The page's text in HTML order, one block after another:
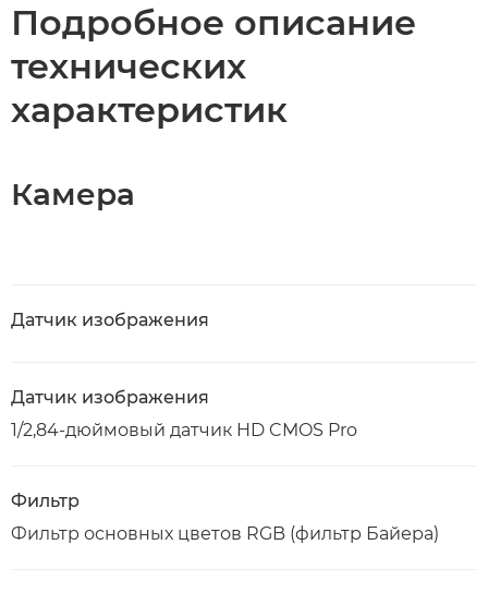
Подробное описание
технических
характеристик
Камера
Датчик изображения
Датчик изображения
1/2,84-дюймовый датчик HD CMOS Pro
Фильтр
Фильтр основных цветов RGB (фильтр Байера)